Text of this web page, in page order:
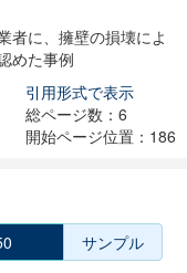
者に、擁壁の損壊によ
めた事例
引用形式で表示
総ページ数：6
開始ページ位置：186
サンプル